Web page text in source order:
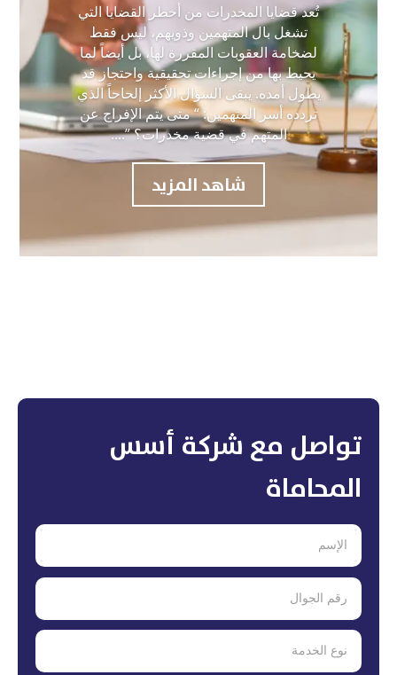
تُعد قضايا المخدرات من أخطر القضايا التي
تشغل بال المتهمين وذويهم، ليس فقط
لضخامة العقوبات المقررة لها، بل أيضاً لما
يحيط بها من إجراءات تحقيقية واحتجاز قد
يطول أمده. يبقى السؤال الأكثر إلحاحاً الذي
تردده أسر المتهمين: “ متى يتم الإفراج عن
المتهم في قضية مخدرات؟ ”....
شاهد المزيد
تواصل مع شركة أسس
المحاماة